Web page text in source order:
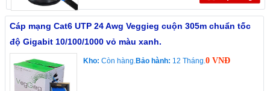
Cáp mạng Cat6 UTP 24 Awg Veggieg cuộn 305m chuẩn tốc
độ Gigabit 10/100/1000 vỏ màu xanh.
Kho: Còn hàng.Bảo hành: 12 Tháng.0 VNĐ